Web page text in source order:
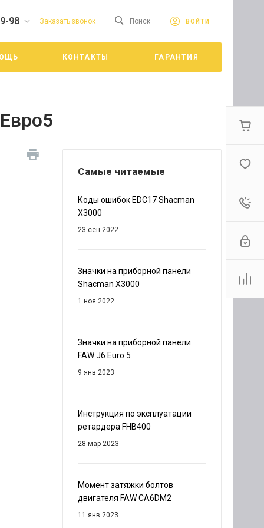
Продолжая
Принять
98 Заказать звонок Поиск ВОЙТИ
КОНТАКТЫ ГАРАНТИЯ
Самые читаемые
Коды ошибок EDC17 Shacman
X3000
23 сен 2022
Значки на приборной панели
Shacman X3000
1 ноя 2022
Значки на приборной панели
FAW J6 Euro 5
9 янв 2023
Инструкция по эксплуатации
ретардера FHB400
28 мар 2023
Момент затяжки болтов
двигателя FAW CA6DM2
11 янв 2023